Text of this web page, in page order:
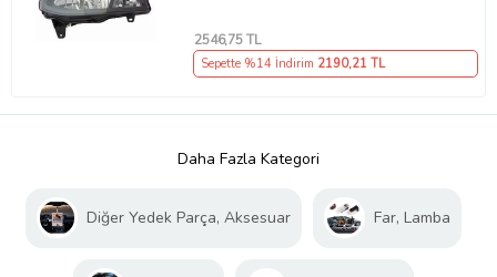
2546,75 TL
Sepette %14 İndirim 2190,21 TL
Daha Fazla Kategori
Diğer Yedek Parça, Aksesuar Far, Lamba